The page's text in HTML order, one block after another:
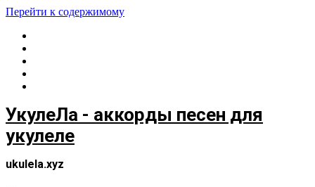
Перейти к содержимому
УкулеЛа - аккорды песен для
укулеле
ukulela.xyz